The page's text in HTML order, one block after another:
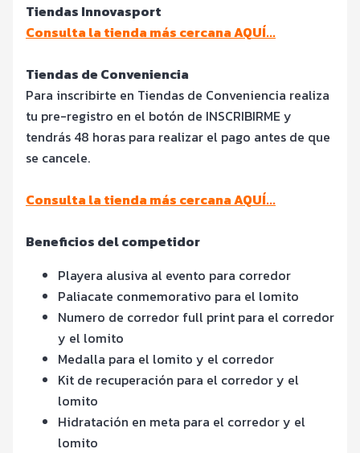
Tiendas Innovasport
Consulta la tienda más cercana AQUÍ...
Tiendas de Conveniencia
Para inscribirte en Tiendas de Conveniencia realiza
tu pre-registro en el botón de INSCRIBIRME y
tendrás 48 horas para realizar el pago antes de que
se cancele.
Consulta la tienda más cercana AQUÍ...
Beneficios del competidor
Playera alusiva al evento para corredor
Paliacate conmemorativo para el lomito
Numero de corredor full print para el corredor
y el lomito
Medalla para el lomito y el corredor
Kit de recuperación para el corredor y el
lomito
Hidratación en meta para el corredor y el
lomito